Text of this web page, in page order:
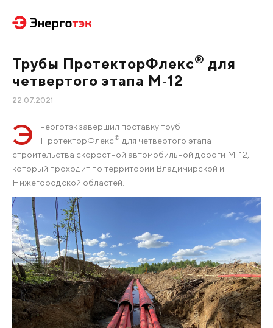
Трубы ПротекторФлекс® для
четвертого этапа М‑12
22.07.2021
Э
нерготэк завершил поставку труб
ПротекторФлекс® для четвертого этапа
строительства скоростной автомобильной дороги М-12,
который проходит по территории Владимирской и
Нижегородской областей.